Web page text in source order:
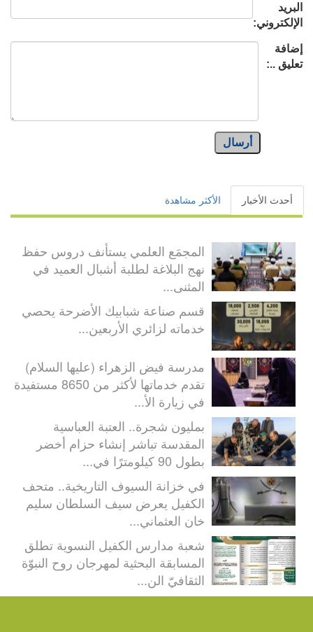
البريد
الإلكتروني:
إضافة
تعليق ..:
أرسال
أحدث الأخبار الأكثر مشاهدة
المجمَع العلمي يستأنف دروس حفظ
نهج البلاغة لطلبة أشبال العميد في
المثنى...
قسم صناعة شبابيك الأضرحة يحصي
خدماته لزائري الأربعين...
مدرسة فيض الزهراء (عليها السلام)
تقدم خدماتها لأكثر من 8650 مستفيدة
في زيارة الأ...
بمليون شجرة.. العتبة العباسية
المقدسة تباشر إنشاء حزام أخضر
بطول 90 كيلومترًا في...
في خزانة السيوف التاريخية.. متحف
الكفيل يعرض سيف السلطان سليم
خان العثماني...
شعبة مدارس الكفيل النسوية تطلق
المسابقة البحثية لمهرجان روح النبوّة
الثقافيّ الن...